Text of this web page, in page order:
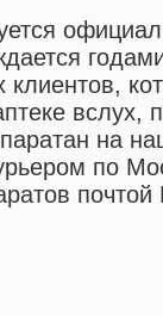
вслух,
на
по